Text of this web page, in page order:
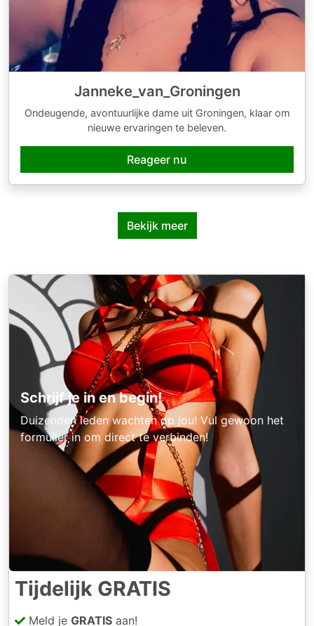
Janneke_van_Groningen
Ondeugende, avontuurlijke dame uit Groningen, klaar om
nieuwe ervaringen te beleven.
Reageer nu
Bekijk meer
Schrijf je in en begin!
Duizenden leden wachten op jou! Vul gewoon het
formulier in om direct te verbinden!
Tijdelijk GRATIS
Meld je GRATIS aan!